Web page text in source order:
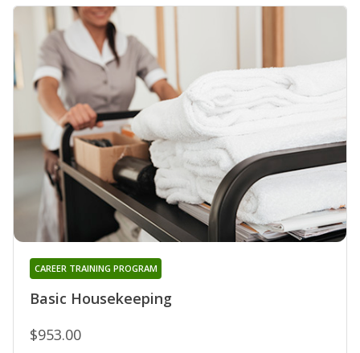
Basic Housekeeping
CAREER TRAINING PROGRAM
$953.00